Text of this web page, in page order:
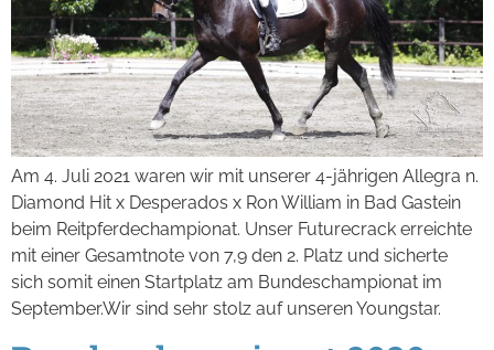
Am 4. Juli 2021 waren wir mit unserer 4-jährigen Allegra n.
Diamond Hit x Desperados x Ron William in Bad Gastein
beim Reitpferdechampionat. Unser Futurecrack erreichte
mit einer Gesamtnote von 7,9 den 2. Platz und sicherte
sich somit einen Startplatz am Bundeschampionat im
September.Wir sind sehr stolz auf unseren Youngstar.